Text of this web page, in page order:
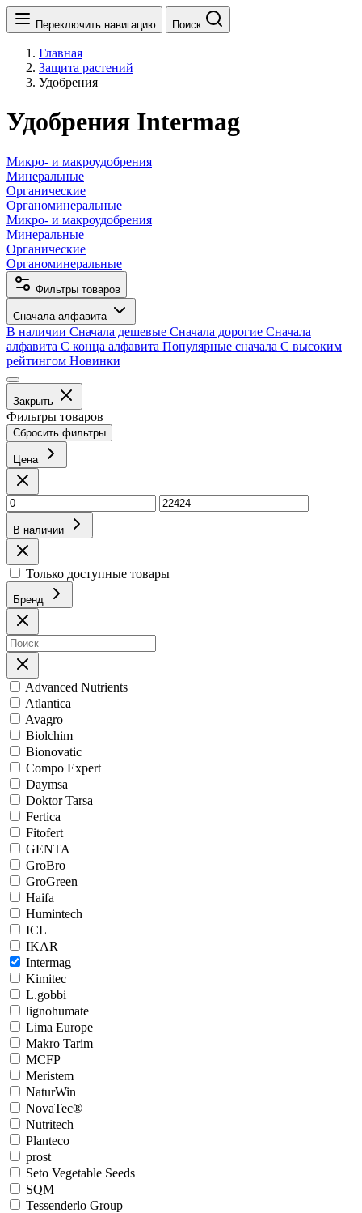
Переключить навигацию Поиск
Главная
Защита растений
Удобрения
Удобрения Intermag
Микро- и макроудобрения
Минеральные
Органические
Органоминеральные
Микро- и макроудобрения
Минеральные
Органические
Органоминеральные
Фильтры товаров
Сначала алфавита
В наличии Сначала дешевые Сначала дорогие Сначала
алфавита С конца алфавита Популярные сначала С высоким
рейтингом Новинки
Закрыть
Фильтры товаров
Сбросить фильтры
Цена
В наличии
Только доступные товары
Бренд
Advanced Nutrients
Atlantica
Avagro
Biolchim
Bionovatic
Compo Expert
Daymsa
Doktor Tarsa
Fertica
Fitofert
GENTA
GroBro
GroGreen
Haifa
Humintech
ICL
IKAR
Intermag
Kimitec
L.gobbi
lignohumate
Lima Europe
Makro Tarim
MCFP
Meristem
NaturWin
NovaTec®
Nutritech
Planteco
prost
Seto Vegetable Seeds
SQM
Tessenderlo Group